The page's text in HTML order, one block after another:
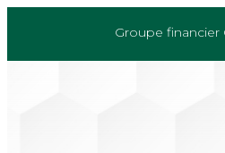
Groupe financier